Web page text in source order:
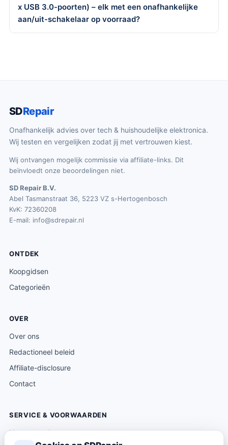
x USB 3.0-poorten) – elk met een onafhankelijke
aan/uit-schakelaar op voorraad?
SDRepair
Onafhankelijk advies over tech & huishoudelijke elektronica.
Wij testen en vergelijken zodat jij met vertrouwen kiest.
Wij ontvangen mogelijk commissie via affiliate-links. Dit
beïnvloedt onze beoordelingen niet.
SD Repair B.V.
Abel Tasmanstraat 36, 5223 VZ s-Hertogenbosch
KvK: 72360208
E-mail: info@sdrepair.nl
ONTDEK
Koopgidsen
Categorieën
OVER
Over ons
Redactioneel beleid
Affiliate-disclosure
Contact
SERVICE & VOORWAARDEN
Klantenservice